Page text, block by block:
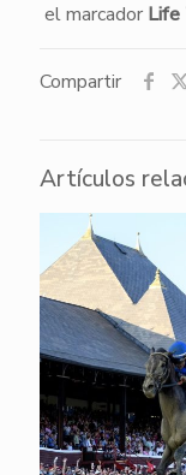
el marcador Life
Compartir
Artículos